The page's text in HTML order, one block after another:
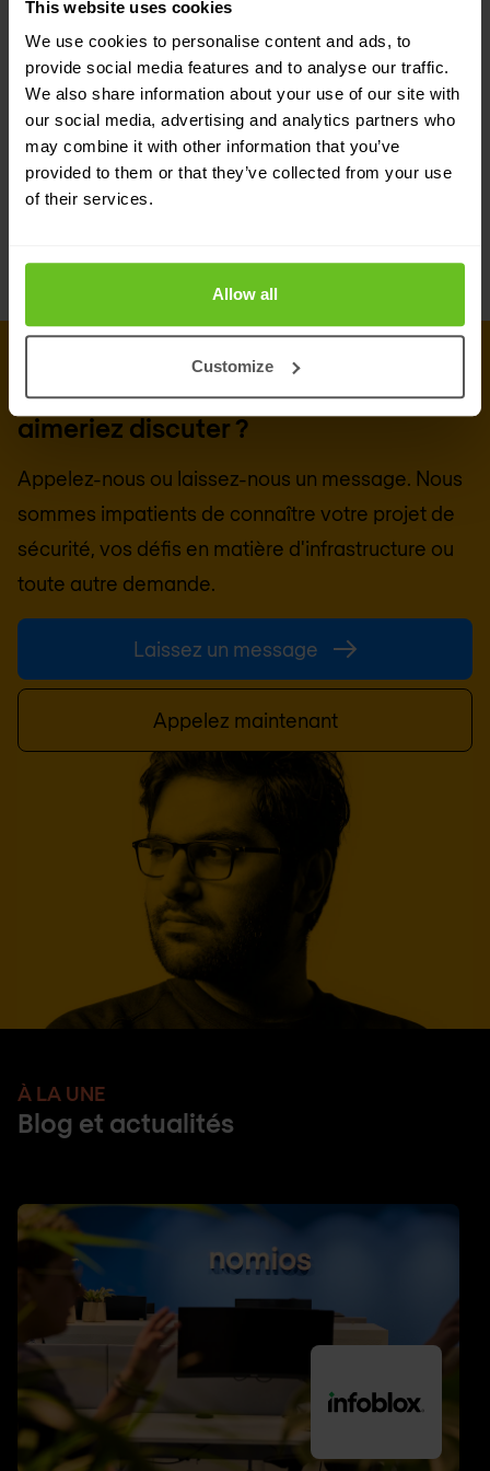
This website uses cookies
We use cookies to personalise content and ads, to
provide social media features and to analyse our traffic.
We also share information about your use of our site with
our social media, advertising and analytics partners who
may combine it with other information that you’ve
provided to them or that they’ve collected from your use
of their services.
Allow all
Customize
rapide par Nomios est possible. Christoph van
Doren: "La plateforme Mist est constamment
étendue et continue à offrir de plus en plus de
fonctionnalités. Notre organisation attend avec
impatience de voir comment cela va encore plus
nous décharger à l'avenir."
CONTACTEZ NOS EXPERTS
Vous avez un projet dont vous
aimeriez discuter ?
Appelez-nous ou laissez-nous un message. Nous
sommes impatients de connaître votre projet de
sécurité, vos défis en matière d'infrastructure ou
toute autre demande.
Laissez un message
Appelez maintenant
À LA UNE
Blog et actualités